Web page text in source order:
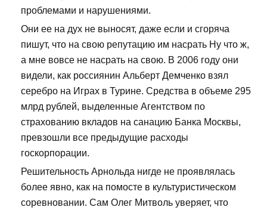
проблемами и нарушениями.
Они ее на дух не выносят, даже если и сгоряча
пишут, что на свою репутацию им насрать Ну что ж,
а мне вовсе не насрать на свою. В 2006 году они
видели, как россиянин Альберт Демченко взял
серебро на Играх в Турине. Средства в объеме 295
млрд рублей, выделенные Агентством по
страхованию вкладов на санацию Банка Москвы,
превзошли все предыдущие расходы
госкорпорации.
Решительность Арнольда нигде не проявлялась
более явно, как на помосте в культуристическом
соревновании. Сам Олег Митволь уверяет, что